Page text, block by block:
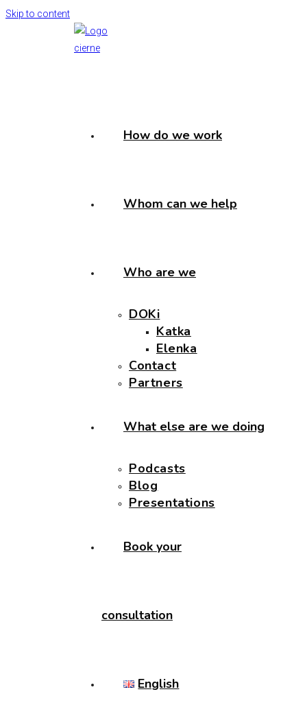
Skip to content
How do we work
Whom can we help
Who are we
DOKi
Katka
Elenka
Contact
Partners
What else are we doing
Podcasts
Blog
Presentations
Book your
consultation
English